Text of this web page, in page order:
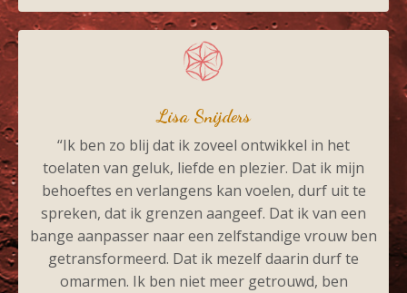
Lisa Snijders
“Ik ben zo blij dat ik zoveel ontwikkel in het
toelaten van geluk, liefde en plezier. Dat ik mijn
behoeftes en verlangens kan voelen, durf uit te
spreken, dat ik grenzen aangeef. Dat ik van een
bange aanpasser naar een zelfstandige vrouw ben
getransformeerd. Dat ik mezelf daarin durf te
omarmen. Ik ben niet meer getrouwd, ben